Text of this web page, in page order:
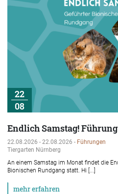
22
08
Endlich Samstag!
22.08.2026 - 22.08.2026 - Führungen
Tiergarten Nürnberg
An einem Samstag im Monat findet die
Bionischen Rundgang statt. Hi [...]
mehr erfahren